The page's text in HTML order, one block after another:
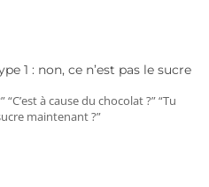
1 : non, ce n’est pas le sucre
à cause du chocolat ?” “Tu
maintenant ?”